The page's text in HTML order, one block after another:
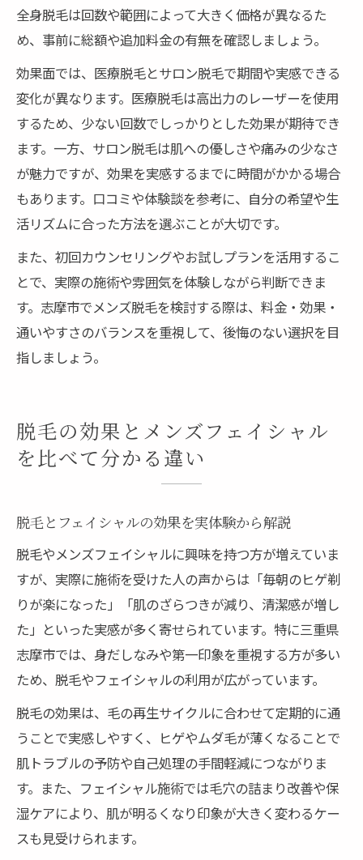
全身脱毛は回数や範囲によって大きく価格が異なるた
め、事前に総額や追加料金の有無を確認しましょう。
効果面では、医療脱毛とサロン脱毛で期間や実感できる
変化が異なります。医療脱毛は高出力のレーザーを使用
するため、少ない回数でしっかりとした効果が期待でき
ます。一方、サロン脱毛は肌への優しさや痛みの少なさ
が魅力ですが、効果を実感するまでに時間がかかる場合
もあります。口コミや体験談を参考に、自分の希望や生
活リズムに合った方法を選ぶことが大切です。
また、初回カウンセリングやお試しプランを活用するこ
とで、実際の施術や雰囲気を体験しながら判断できま
す。志摩市でメンズ脱毛を検討する際は、料金・効果・
通いやすさのバランスを重視して、後悔のない選択を目
指しましょう。
脱毛の効果とメンズフェイシャル
を比べて分かる違い
脱毛とフェイシャルの効果を実体験から解説
脱毛やメンズフェイシャルに興味を持つ方が増えていま
すが、実際に施術を受けた人の声からは「毎朝のヒゲ剃
りが楽になった」「肌のざらつきが減り、清潔感が増し
た」といった実感が多く寄せられています。特に三重県
志摩市では、身だしなみや第一印象を重視する方が多い
ため、脱毛やフェイシャルの利用が広がっています。
脱毛の効果は、毛の再生サイクルに合わせて定期的に通
うことで実感しやすく、ヒゲやムダ毛が薄くなることで
肌トラブルの予防や自己処理の手間軽減につながりま
す。また、フェイシャル施術では毛穴の詰まり改善や保
湿ケアにより、肌が明るくなり印象が大きく変わるケー
スも見受けられます。